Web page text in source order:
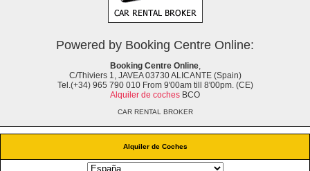
Alquiler de Coches
Powered by Booking Centre Online:
Booking Centre Online,
C/Thiviers 1, JAVEA 03730 ALICANTE (Spain)
Tel.(+34) 965 790 010 From 9'00am till 8'00pm. (CE)
Alquiler de coches BCO
CAR RENTAL BROKER